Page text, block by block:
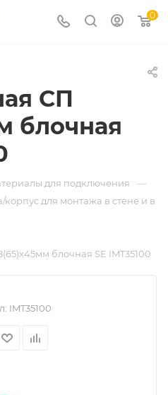
0
СП
блочная
для подключения —
для монтажа в стене и в
блочная SE IMT35100
IMT35100